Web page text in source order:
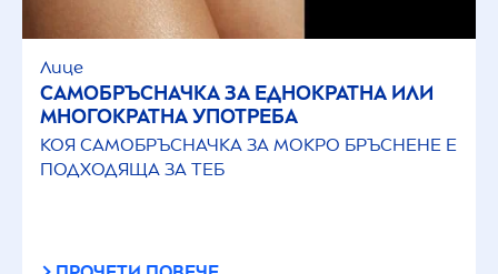
ТИП СЪДЪРЖАНИЕ
Видео
Лице
САМОБРЪСНАЧКА ЗА ЕДНОКРАТНА ИЛИ
МНОГОКРАТНА УПОТРЕБА
КОЯ САМОБРЪСНАЧКА ЗА МОКРО БРЪСНЕНЕ Е
ПОДХОДЯЩА ЗА ТЕБ